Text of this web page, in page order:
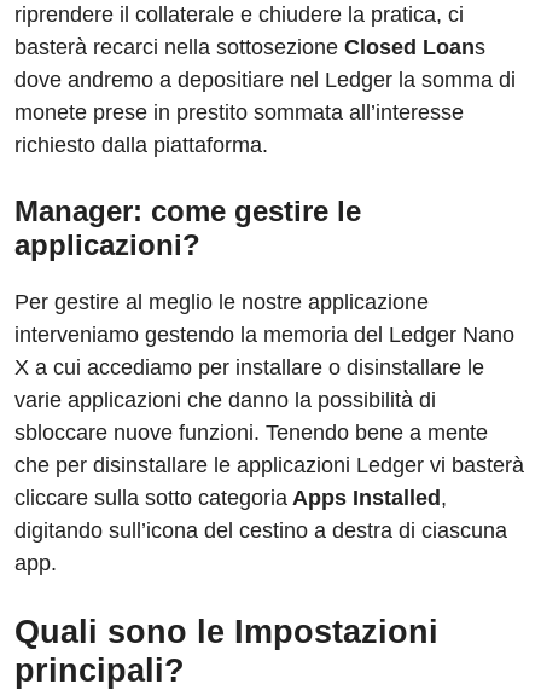
riprendere il collaterale e chiudere la pratica, ci
basterà recarci nella sottosezione Closed Loans
dove andremo a depositiare nel Ledger la somma di
monete prese in prestito sommata all’interesse
richiesto dalla piattaforma.
Manager: come gestire le
applicazioni?
Per gestire al meglio le nostre applicazione
interveniamo gestendo la memoria del Ledger Nano
X a cui accediamo per installare o disinstallare le
varie applicazioni che danno la possibilità di
sbloccare nuove funzioni. Tenendo bene a mente
che per disinstallare le applicazioni Ledger vi basterà
cliccare sulla sotto categoria Apps Installed,
digitando sull’icona del cestino a destra di ciascuna
app.
Quali sono le Impostazioni
principali?